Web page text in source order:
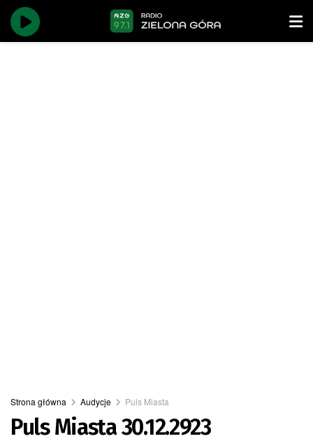
Strona główna Audycje Puls Miasta
Puls Miasta 30.12.2923